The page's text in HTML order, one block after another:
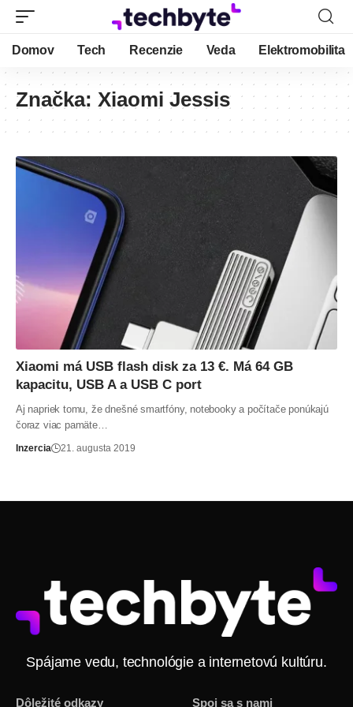
Domov Tech Recenzie Veda Elektromobilita
Značka: Xiaomi Jessis
Xiaomi má USB flash disk za 13 €. Má 64 GB
kapacitu, USB A a USB C port
Aj napriek tomu, že dnešné smartfóny, notebooky a počítače ponúkajú
čoraz viac pamäte…
Inzercia 21. augusta 2019
Spájame vedu, technológie a internetovú kultúru.
Dôležité odkazy Spoj sa s nami